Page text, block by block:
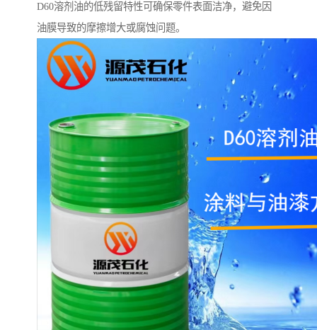
D60溶剂油的低残留特性可确保零件表面洁净，避免因
油膜导致的摩擦增大或腐蚀问题。